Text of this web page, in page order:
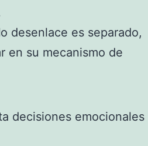
desenlace es separado,
en su mecanismo de
decisiones emocionales